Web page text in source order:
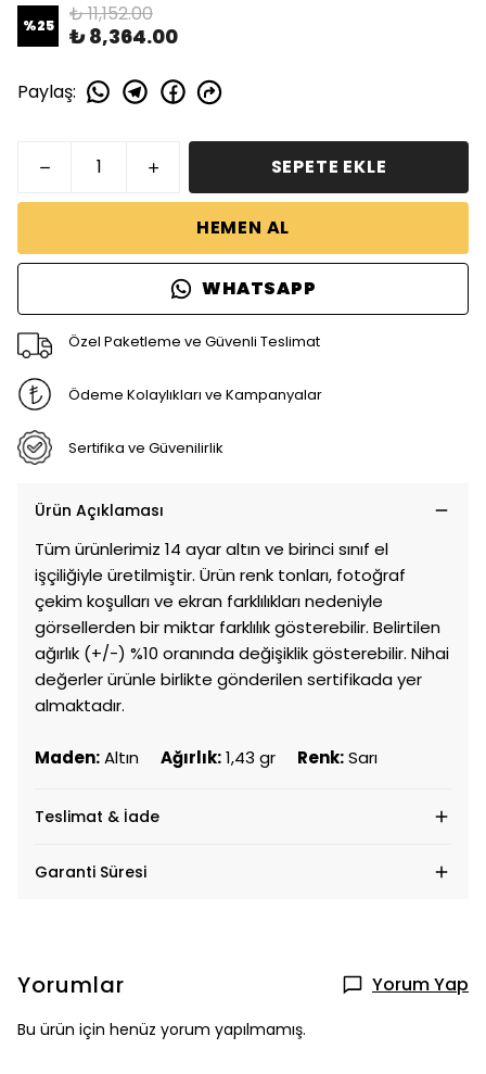
%25 ₺ 11,152.00
₺ 8,364.00
Paylaş:
SEPETE EKLE
HEMEN AL
WHATSAPP
Özel Paketleme ve Güvenli Teslimat
Ödeme Kolaylıkları ve Kampanyalar
Sertifika ve Güvenilirlik
Ürün Açıklaması
Tüm ürünlerimiz 14 ayar altın ve birinci sınıf el
işçiliğiyle üretilmiştir. Ürün renk tonları, fotoğraf
çekim koşulları ve ekran farklılıkları nedeniyle
görsellerden bir miktar farklılık gösterebilir. Belirtilen
ağırlık (+/-) %10 oranında değişiklik gösterebilir. Nihai
değerler ürünle birlikte gönderilen sertifikada yer
almaktadır.
Maden:Altın Ağırlık:1,43 gr Renk:Sarı
Teslimat & İade
Garanti Süresi
Yorumlar Yorum Yap
Bu ürün için henüz yorum yapılmamış.